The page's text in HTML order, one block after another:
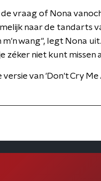
vraag of Nona
naar de tandarts
m'n wang", legt Nona
zéker niet kunt missen
versie van 'Don't Cry Me